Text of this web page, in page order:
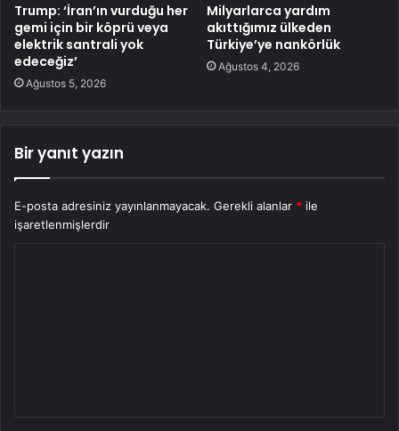
Trump: ‘İran’ın vurduğu her
gemi için bir köprü veya
elektrik santrali yok
edeceğiz’
Ağustos 5, 2026
Milyarlarca yardım
akıttığımız ülkeden
Türkiye’ye nankörlük
Ağustos 4, 2026
Bir yanıt yazın
E-posta adresiniz yayınlanmayacak. Gerekli alanlar * ile
işaretlenmişlerdir